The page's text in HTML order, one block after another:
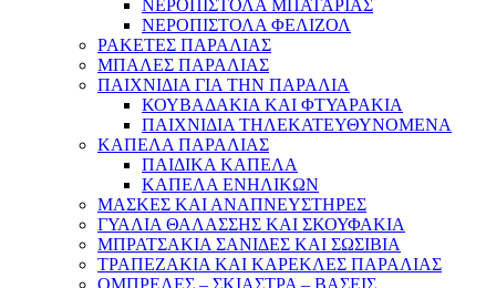
ΝΕΡΟΠΙΣΤΟΛΑ ΜΠΑΤΑΡΙΑΣ
ΝΕΡΟΠΙΣΤΟΛΑ ΦΕΛΙΖΟΛ
ΡΑΚΕΤΕΣ ΠΑΡΑΛΙΑΣ
ΜΠΑΛΕΣ ΠΑΡΑΛΙΑΣ
ΠΑΙΧΝΙΔΙΑ ΓΙΑ ΤΗΝ ΠΑΡΑΛΙΑ
ΚΟΥΒΑΔΑΚΙΑ ΚΑΙ ΦΤΥΑΡΑΚΙΑ
ΠΑΙΧΝΙΔΙΑ ΤΗΛΕΚΑΤΕΥΘΥΝΟΜΕΝΑ
ΚΑΠΕΛΑ ΠΑΡΑΛΙΑΣ
ΠΑΙΔΙΚΑ ΚΑΠΕΛΑ
ΚΑΠΕΛΑ ΕΝΗΛΙΚΩΝ
ΜΑΣΚΕΣ ΚΑΙ ΑΝΑΠΝΕΥΣΤΗΡΕΣ
ΓΥΑΛΙΑ ΘΑΛΑΣΣΗΣ ΚΑΙ ΣΚΟΥΦΑΚΙΑ
ΜΠΡΑΤΣΑΚΙΑ ΣΑΝΙΔΕΣ ΚΑΙ ΣΩΣΙΒΙΑ
ΤΡΑΠΕΖΑΚΙΑ ΚΑΙ ΚΑΡΕΚΛΕΣ ΠΑΡΑΛΙΑΣ